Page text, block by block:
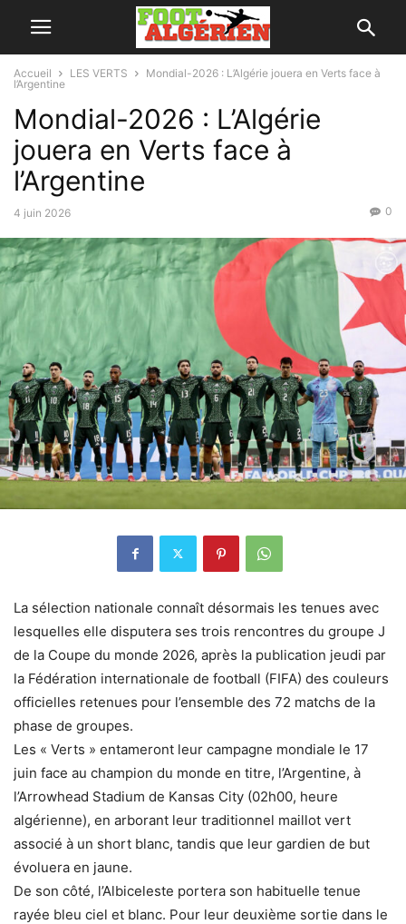
Accueil LES VERTS
Mondial-2026 : L’Algérie jouera en Verts face à
l’Argentine
Mondial-2026 : L’Algérie
jouera en Verts face à
l’Argentine
4 juin 2026 0
La sélection nationale connaît désormais les tenues avec
lesquelles elle disputera ses trois rencontres du groupe J
de la Coupe du monde 2026, après la publication jeudi par
la Fédération internationale de football (FIFA) des couleurs
officielles retenues pour l’ensemble des 72 matchs de la
phase de groupes.
Les « Verts » entameront leur campagne mondiale le 17
juin face au champion du monde en titre, l’Argentine, à
l’Arrowhead Stadium de Kansas City (02h00, heure
algérienne), en arborant leur traditionnel maillot vert
associé à un short blanc, tandis que leur gardien de but
évoluera en jaune.
De son côté, l’Albiceleste portera son habituelle tenue
rayée bleu ciel et blanc. Pour leur deuxième sortie dans le